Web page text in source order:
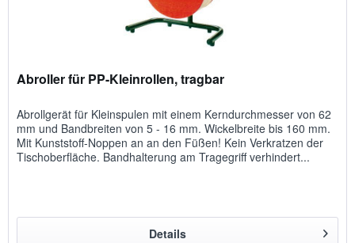
Abroller für PP-Kleinrollen, tragbar
Abrollgerät für Kleinspulen mit einem Kerndurchmesser von 62
mm und Bandbreiten von 5 - 16 mm. Wickelbreite bis 160 mm.
Mit Kunststoff-Noppen an an den Füßen! Kein Verkratzen der
Tischoberfläche. Bandhalterung am Tragegriff verhindert...
Details